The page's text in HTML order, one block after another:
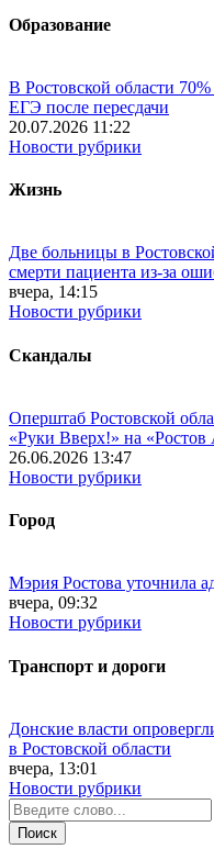
Образование
В Ростовской области
ЕГЭ после пересдачи
20.07.2026 11:22
Новости рубрики
Жизнь
Две больницы в
смерти пациента из-за
вчера, 14:15
Новости рубрики
Скандалы
Оперштаб Ростовской
«Руки Вверх!» на
26.06.2026 13:47
Новости рубрики
Город
Мэрия Ростова уточнила
вчера, 09:32
Новости рубрики
Транспорт и дороги
Донские власти
в Ростовской области
вчера, 13:01
Новости рубрики